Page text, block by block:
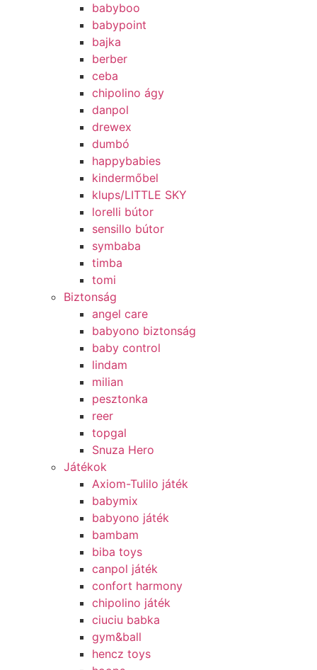
babyboo
babypoint
bajka
berber
ceba
chipolino ágy
danpol
drewex
dumbó
happybabies
kindermőbel
klups/LITTLE SKY
lorelli bútor
sensillo bútor
symbaba
timba
tomi
Biztonság
angel care
babyono biztonság
baby control
lindam
milian
pesztonka
reer
topgal
Snuza Hero
Játékok
Axiom-Tulilo játék
babymix
babyono játék
bambam
biba toys
canpol játék
confort harmony
chipolino játék
ciuciu babka
gym&ball
hencz toys